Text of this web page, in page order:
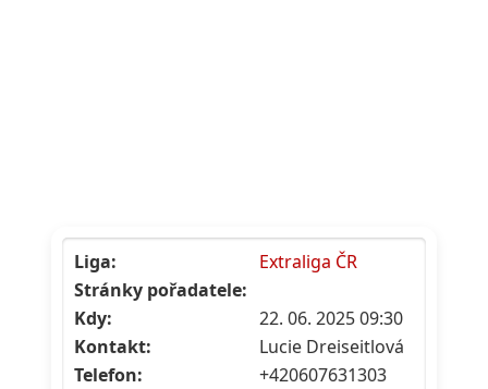
Liga:
Extraliga ČR
Stránky pořadatele:
Kdy:
22. 06. 2025 09:30
Kontakt:
Lucie Dreiseitlová
Telefon:
+420607631303